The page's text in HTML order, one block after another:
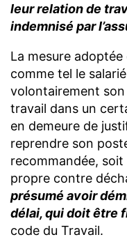
leur relation de
indemnisé par
La mesure adoptée
comme tel le
volontairement
travail dans un
en demeure de
reprendre son
recommandée,
propre contre
présumé avoir
délai, qui doit être
code du Travail.